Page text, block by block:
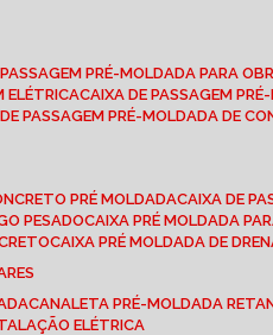
PASSAGEM PRÉ-MOLDADA PARA
ELÉTRICA CAIXA DE PASSAGEM
DE PASSAGEM PRÉ-MOLDADA DE
PRÉ MOLDADA
CAIXA DE
PESADO
CAIXA PRÉ MOLDADA
CAIXA PRÉ MOLDADA DE
CANALETA PRÉ-MOLDADA
ELÉTRICA